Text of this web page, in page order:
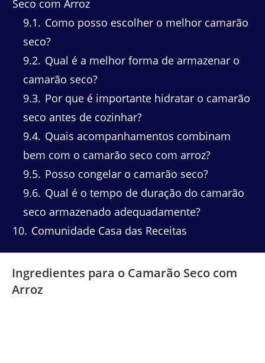
Seco com Arroz
9.1
Como posso escolher o melhor camarão
seco?
9.2 Qual é a melhor forma de armazenar o
camarão seco?
9.3 Por que é importante hidratar o camarão
seco antes de cozinhar?
9.4 Quais acompanhamentos combinam
bem com o camarão seco com arroz?
9.5 Posso congelar o camarão seco?
9.6 Qual é o tempo de duração do camarão
seco armazenado adequadamente?
10 Comunidade Casa das Receitas
Ingredientes para o Camarão Seco com
Arroz